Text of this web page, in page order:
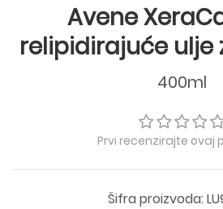
Avene
relipidirajuće ulje
400ml
Prvi recenzirajte ovaj
Šifra proizvoda: